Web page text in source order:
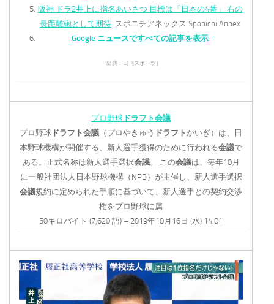
阪神 ドラ2井上に指名あいさつ 目標は「日本の4番」 右の
長距離砲として期待 スポニチアネックス Sponichi Annex
Google ニュースですべての記事を表示
（出典：日刊スポーツ）
プロ野球 ドラフト会議
プロ野球 ドラフト会議 （プロやきゅう ドラフトかいぎ）は、日
本野球機構が開催する、新人選手獲得のために行われる会議で
ある。正式名称は新人選手選択会議。 この会議は、毎年10月
に一般社団法人日本野球機構（NPB）が主催し、新人選手選択
会議規約に定められた手順に基づいて、新人選手との契約交渉
権をプロ野球に属
50キロバイト (7,620 語) – 2019年10月16日 (水) 14:01